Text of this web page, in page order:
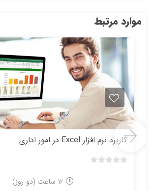
موارد مرتبط
كاربرد نرم افزار Excel در امور اداري
ب